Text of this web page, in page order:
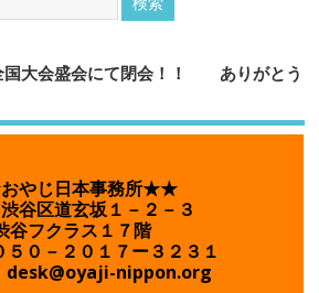
国大会盛会にて閉会！！ ありがとう
やじ日本事務所★★
谷区道玄坂１－２－３
谷フクラス１７階
０－２０１７ー３２３１
desk@oyaji-nippon.org